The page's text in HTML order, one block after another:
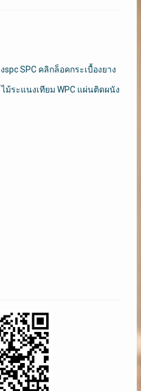
spc SPC คลิกล็อคกระเบื้องยาง
ม้ระแนงเทียม WPC แผ่นติดผนัง